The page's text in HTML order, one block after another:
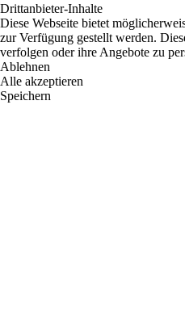
Drittanbieter-Inhalte
Diese Webseite bietet
zur Verfügung gestellt werden.
verfolgen oder ihre Angebote zu
Ablehnen
Alle akzeptieren
Speichern